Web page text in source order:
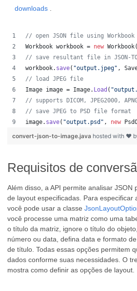
downloads
// open JSON file using
Workbook workbook = new Workbook(
// save resultant file in JSON-TO-
workbook. save( "output.jpeg" ,
// load JPEG file
Image image = Image. Load (
// supports DICOM, JPEG2000,
// save JPEG to PSD file format
image. save( "output.psd" , new
convert-json-to-image.java hosted with ❤
Requisitos de
Além disso, a API permite analisar JSON
de layout especificadas. Para especificar
você pode usar a classe
você processe uma matriz como uma
o título da matriz, ignore o título do
número ou data, defina data e formato
de título. Todas essas opções permitem
dados conforme suas necessidades. O
mostra como definir as opções de layout.